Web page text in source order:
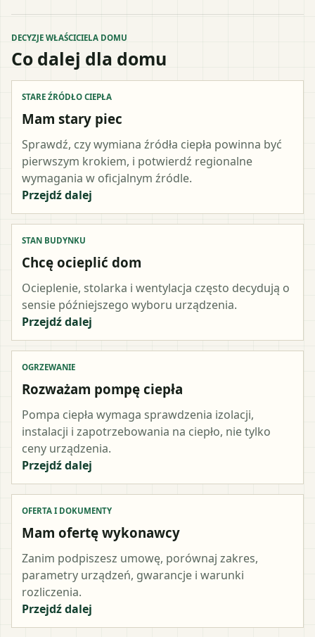
DECYZJE WŁAŚCICIELA DOMU
Co dalej dla domu
STARE ŹRÓDŁO CIEPŁA
Mam stary piec
Sprawdź, czy wymiana źródła ciepła powinna być
pierwszym krokiem, i potwierdź regionalne
wymagania w oficjalnym źródle.
Przejdź dalej
STAN BUDYNKU
Chcę ocieplić dom
Ocieplenie, stolarka i wentylacja często decydują o
sensie późniejszego wyboru urządzenia.
Przejdź dalej
OGRZEWANIE
Rozważam pompę ciepła
Pompa ciepła wymaga sprawdzenia izolacji,
instalacji i zapotrzebowania na ciepło, nie tylko
ceny urządzenia.
Przejdź dalej
OFERTA I DOKUMENTY
Mam ofertę wykonawcy
Zanim podpiszesz umowę, porównaj zakres,
parametry urządzeń, gwarancje i warunki
rozliczenia.
Przejdź dalej